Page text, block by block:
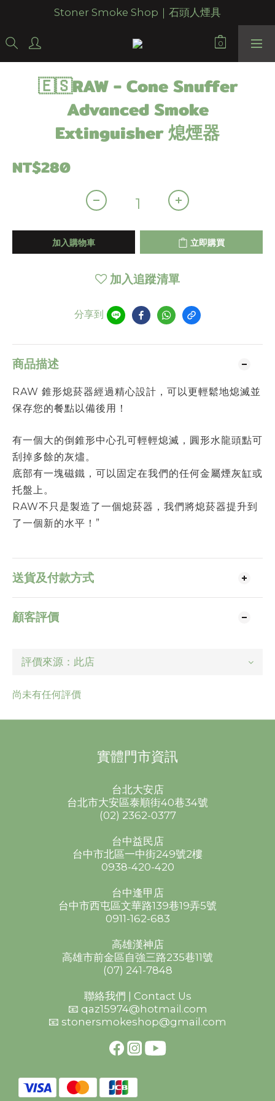
Stoner Smoke Shop｜石頭人煙具
🇪🇸RAW - Cone Snuffer
Advanced Smoke
Extinguisher 熄煙器
NT$280
加入購物車 立即購買
加入追蹤清單
分享到
商品描述
RAW 錐形熄菸器經過精心設計，可以更輕鬆地熄滅並
保存您的餐點以備後用！
有一個大的倒錐形中心孔可輕輕熄滅，圓形水龍頭點可
刮掉多餘的灰燼。
底部有一塊磁鐵，可以固定在我們的任何金屬煙灰缸或
托盤上。
RAW不只是製造了一個熄菸器，我們將熄菸器提升到
了一個新的水平！”
送貨及付款方式
顧客評價
尚未有任何評價
實體門市資訊
台北大安店
台北市大安區泰順街40巷34號
(02) 2362-0377
台中益民店
台中市北區一中街249號2樓
0938-420-420
台中逢甲店
台中市西屯區文華路139巷19弄5號
0911-162-683
高雄漢神店
高雄市前金區自強三路235巷11號
(07) 241-7848
聯絡我們 | Contact Us
📧 qaz15974@hotmail.com
📧 stonersmokeshop@gmail.com